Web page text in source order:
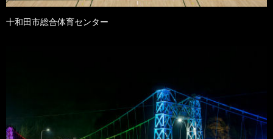
十和田市総合体育センター